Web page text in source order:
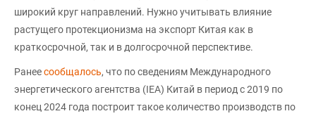
широкий круг направлений. Нужно учитывать влияние
растущего протекционизма на экспорт Китая как в
краткосрочной, так и в долгосрочной перспективе.
Ранеесообщалось, что по сведениям Международного
энергетического агентства (IEA) Китай в период с 2019 по
конец 2024 года построит такое количество производств по